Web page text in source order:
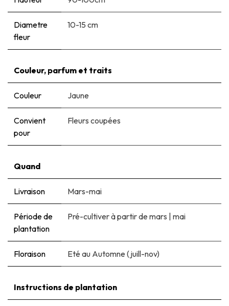
Diametre
fleur
10-15 cm
Couleur, parfum et traits
Couleur Jaune
Convient
pour
Fleurs coupées
Quand
Livraison Mars-mai
Période de
plantation
Pré-cultiver à partir de mars | mai
Floraison Eté au Automne (juill-nov)
Instructions de plantation